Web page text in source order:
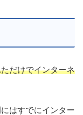
だけでインターネ
はすでにインター